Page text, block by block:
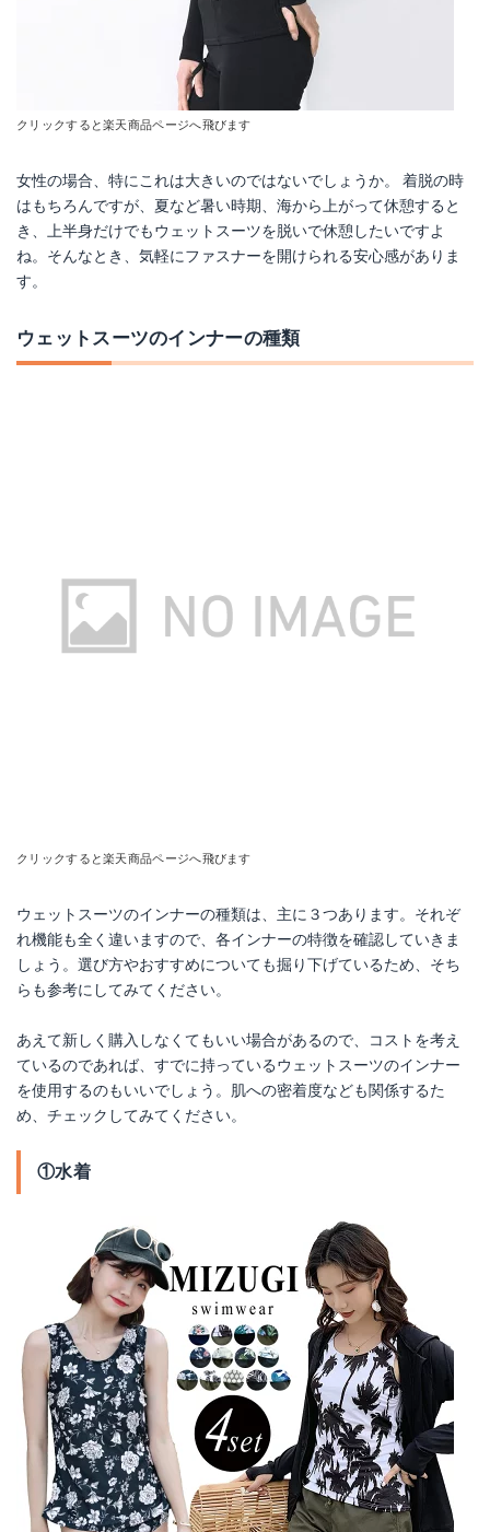
クリックすると楽天商品ページへ飛びます
女性の場合、特にこれは大きいのではないでしょうか。 着脱の時
はもちろんですが、夏など暑い時期、海から上がって休憩すると
き、上半身だけでもウェットスーツを脱いで休憩したいですよ
ね。そんなとき、気軽にファスナーを開けられる安心感がありま
す。
ウェットスーツのインナーの種類
クリックすると楽天商品ページへ飛びます
ウェットスーツのインナーの種類は、主に３つあります。それぞ
れ機能も全く違いますので、各インナーの特徴を確認していきま
しょう。選び方やおすすめについても掘り下げているため、そち
らも参考にしてみてください。
あえて新しく購入しなくてもいい場合があるので、コストを考え
ているのであれば、すでに持っているウェットスーツのインナー
を使用するのもいいでしょう。肌への密着度なども関係するた
め、チェックしてみてください。
①水着